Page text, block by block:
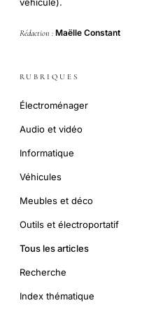
Rédaction : Maëlle Constant
RUBRIQUES
Électroménager
Audio et vidéo
Informatique
Véhicules
Meubles et déco
Outils et électroportatif
Tous les articles
Recherche
Index thématique